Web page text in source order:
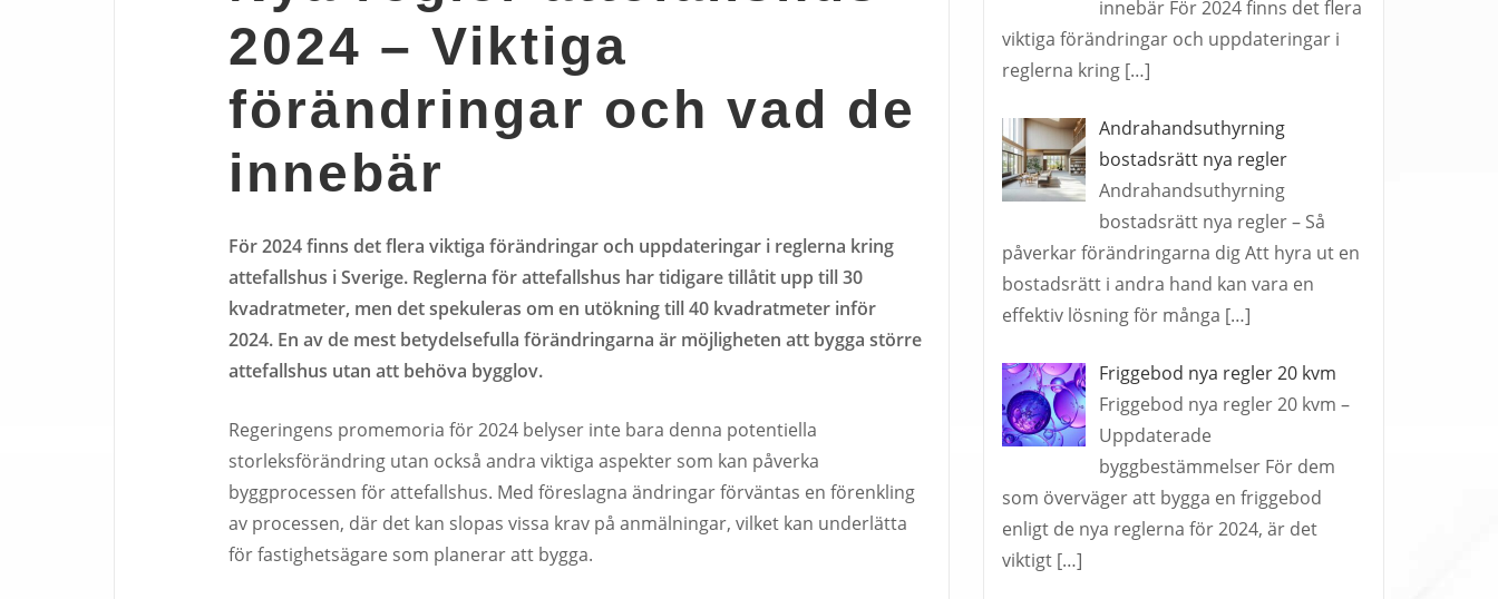
2024 – Viktiga
förändringar och vad de
innebär
För 2024 finns det flera viktiga förändringar och uppdateringar i reglerna kring
attefallshus i Sverige. Reglerna för attefallshus har tidigare tillåtit upp till 30
kvadratmeter, men det spekuleras om en utökning till 40 kvadratmeter inför
2024. En av de mest betydelsefulla förändringarna är möjligheten att bygga större
attefallshus utan att behöva bygglov.
Regeringens promemoria för 2024 belyser inte bara denna potentiella
storleksförändring utan också andra viktiga aspekter som kan påverka
byggprocessen för attefallshus. Med föreslagna ändringar förväntas en förenkling
av processen, där det kan slopas vissa krav på anmälningar, vilket kan underlätta
för fastighetsägare som planerar att bygga.
innebär För 2024 finns det flera
viktiga förändringar och uppdateringar i
reglerna kring […]
Andrahandsuthyrning
bostadsrätt nya regler
Andrahandsuthyrning
bostadsrätt nya regler – Så
påverkar förändringarna dig Att hyra ut en
bostadsrätt i andra hand kan vara en
effektiv lösning för många […]
Friggebod nya regler 20 kvm
Friggebod nya regler 20 kvm –
Uppdaterade
byggbestämmelser För dem
som överväger att bygga en friggebod
enligt de nya reglerna för 2024, är det
viktigt […]